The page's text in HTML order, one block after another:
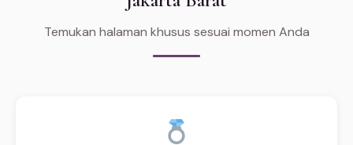
Temukan halaman khusus sesuai momen Anda